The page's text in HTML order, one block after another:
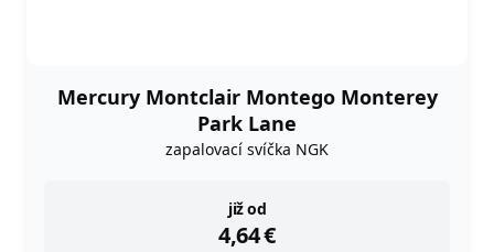
Mercury Montclair Montego Monterey
Park Lane
zapalovací svíčka NGK
již od
4,64€
instock